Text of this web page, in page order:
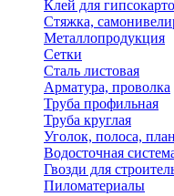
Клей для
Стяжка,
Металлопродукция
Сетки
Сталь листовая
Арматура, проволка
Труба профильная
Труба круглая
Уголок, полоса,
Водосточная
Гвозди для
Пиломатериалы